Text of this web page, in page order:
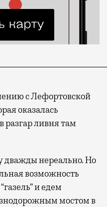
с Лефортовской
оказалась
разгар ливня там
дважды нереально. Но
возможность
и едем
мостом в